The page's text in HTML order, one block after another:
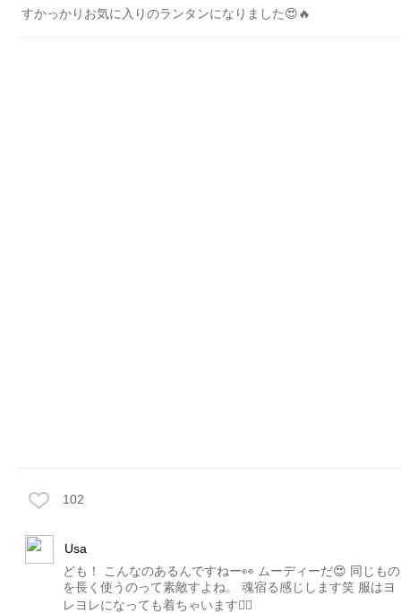
すかっかりお気に入りのランタンになりました😍🔥
102
Usa
ども！ こんなのあるんですねー👀 ムーディーだ😍 同じもの
を長く使うのって素敵すよね。 魂宿る感じします笑 服はヨ
レヨレになっても着ちゃいます🙋‍♂️